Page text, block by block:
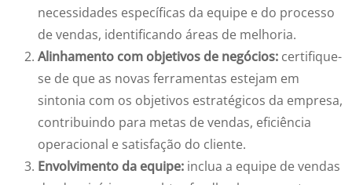
necessidades específicas da equipe e do processo
de vendas, identificando áreas de melhoria.
Alinhamento com objetivos de negócios: certifique-
se de que as novas ferramentas estejam em
sintonia com os objetivos estratégicos da empresa,
contribuindo para metas de vendas, eficiência
operacional e satisfação do cliente.
Envolvimento da equipe: inclua a equipe de vendas